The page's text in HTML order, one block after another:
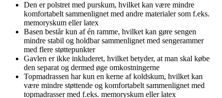
Den er polstret med purskum, hvilket kan være mindre
komfortabelt sammenlignet med andre materialer som f.eks.
memoryskum eller latex
Basen består kun af én ramme, hvilket kan gøre sengen
mindre stabil og holdbar sammenlignet med sengerammer
med flere støttepunkter
Gavlen er ikke inkluderet, hvilket betyder, at man skal købe
den separat og dermed øge omkostningerne
Topmadrassen har kun en kerne af koldskum, hvilket kan
være mindre støttende og komfortabelt sammenlignet med
topmadrasser med f.eks. memoryskum eller latex